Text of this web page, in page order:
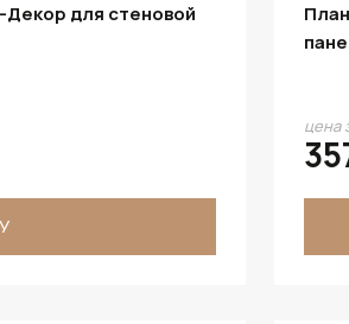
для стеновой
цена